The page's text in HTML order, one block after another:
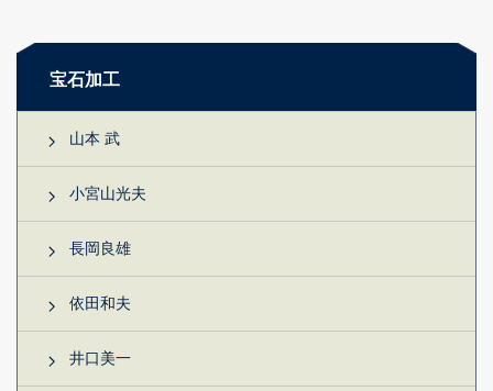
宝石加工
山本 武
小宮山光夫
長岡良雄
依田和夫
井口美一